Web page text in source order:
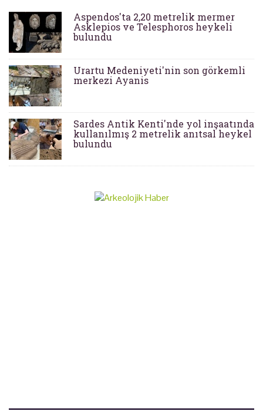
Aspendos'ta 2,20 metrelik mermer
Asklepios ve Telesphoros heykeli
bulundu
Urartu Medeniyeti'nin son görkemli
merkezi Ayanis
Sardes Antik Kenti'nde yol inşaatında
kullanılmış 2 metrelik anıtsal heykel
bulundu